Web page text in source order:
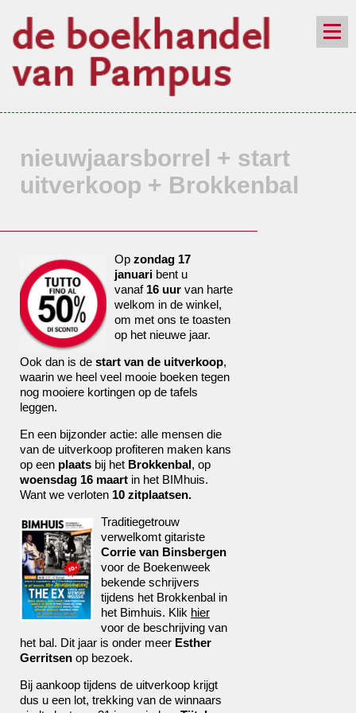
nieuwjaarsborrel + start
uitverkoop + Brokkenbal
Op zondag 17
januari bent u
vanaf 16 uur van harte
welkom in de winkel,
om met ons te toasten
op het nieuwe jaar.
Ook dan is de start van de uitverkoop,
waarin we heel veel mooie boeken tegen
nog mooiere kortingen op de tafels
leggen.
En een bijzonder actie: alle mensen die
van de uitverkoop profiteren maken kans
op een plaats bij het Brokkenbal, op
woensdag 16 maart in het BIMhuis.
Want we verloten 10 zitplaatsen.
Traditiegetrouw
verwelkomt gitariste
Corrie van Binsbergen
voor de Boekenweek
bekende schrijvers
tijdens het Brokkenbal in
het Bimhuis. Klik hier
voor de beschrijving van
het bal. Dit jaar is onder meer Esther
Gerritsen op bezoek.
Bij aankoop tijdens de uitverkoop krijgt
dus u een lot, trekking van de winnaars